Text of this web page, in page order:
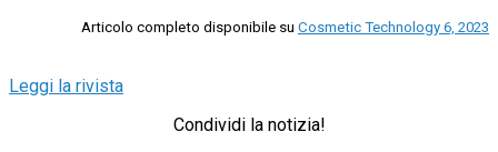
Articolo completo disponibile su Cosmetic Technology 6, 2023
Leggi la rivista
Condividi la notizia!